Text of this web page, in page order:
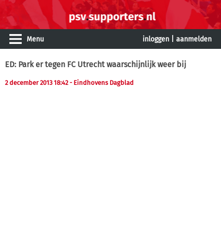
Menu inloggen aanmelden
ED: Park er tegen FC Utrecht waarschijnlijk weer bij
2 december 2013 18:42- Eindhovens Dagblad